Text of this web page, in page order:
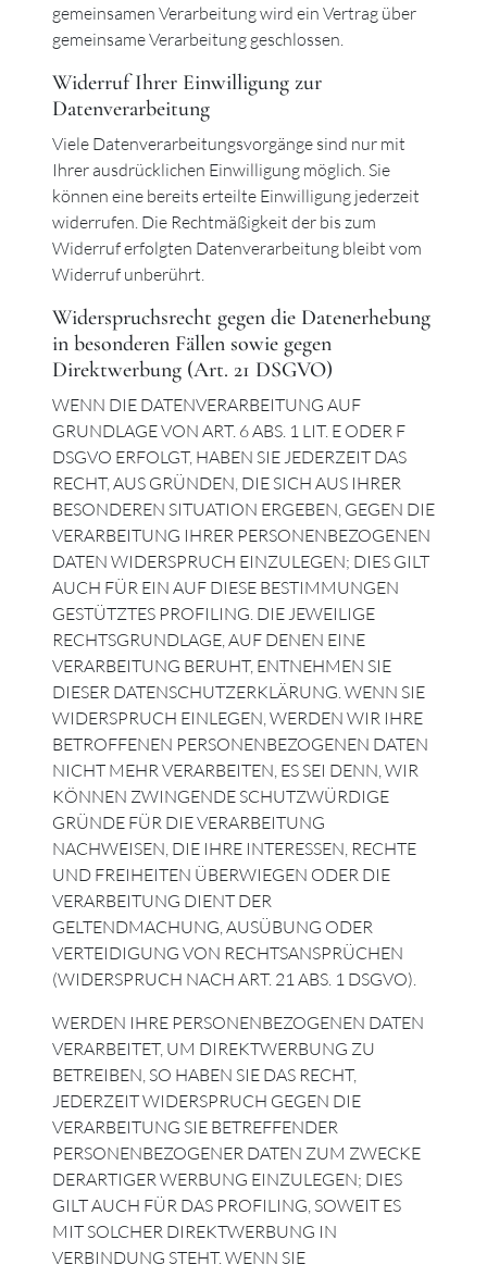
gemeinsamen Verarbeitung wird ein Vertrag über
gemeinsame Verarbeitung geschlossen.
Widerruf Ihrer Einwilligung zur
Datenverarbeitung
Viele Datenverarbeitungsvorgänge sind nur mit
Ihrer ausdrücklichen Einwilligung möglich. Sie
können eine bereits erteilte Einwilligung jederzeit
widerrufen. Die Rechtmäßigkeit der bis zum
Widerruf erfolgten Datenverarbeitung bleibt vom
Widerruf unberührt.
Widerspruchsrecht gegen die Datenerhebung
in besonderen Fällen sowie gegen
Direktwerbung (Art. 21 DSGVO)
WENN DIE DATENVERARBEITUNG AUF
GRUNDLAGE VON ART. 6 ABS. 1 LIT. E ODER F
DSGVO ERFOLGT, HABEN SIE JEDERZEIT DAS
RECHT, AUS GRÜNDEN, DIE SICH AUS IHRER
BESONDEREN SITUATION ERGEBEN, GEGEN DIE
VERARBEITUNG IHRER PERSONENBEZOGENEN
DATEN WIDERSPRUCH EINZULEGEN; DIES GILT
AUCH FÜR EIN AUF DIESE BESTIMMUNGEN
GESTÜTZTES PROFILING. DIE JEWEILIGE
RECHTSGRUNDLAGE, AUF DENEN EINE
VERARBEITUNG BERUHT, ENTNEHMEN SIE
DIESER DATENSCHUTZERKLÄRUNG. WENN SIE
WIDERSPRUCH EINLEGEN, WERDEN WIR IHRE
BETROFFENEN PERSONENBEZOGENEN DATEN
NICHT MEHR VERARBEITEN, ES SEI DENN, WIR
KÖNNEN ZWINGENDE SCHUTZWÜRDIGE
GRÜNDE FÜR DIE VERARBEITUNG
NACHWEISEN, DIE IHRE INTERESSEN, RECHTE
UND FREIHEITEN ÜBERWIEGEN ODER DIE
VERARBEITUNG DIENT DER
GELTENDMACHUNG, AUSÜBUNG ODER
VERTEIDIGUNG VON RECHTSANSPRÜCHEN
(WIDERSPRUCH NACH ART. 21 ABS. 1 DSGVO).
WERDEN IHRE PERSONENBEZOGENEN DATEN
VERARBEITET, UM DIREKTWERBUNG ZU
BETREIBEN, SO HABEN SIE DAS RECHT,
JEDERZEIT WIDERSPRUCH GEGEN DIE
VERARBEITUNG SIE BETREFFENDER
PERSONENBEZOGENER DATEN ZUM ZWECKE
DERARTIGER WERBUNG EINZULEGEN; DIES
GILT AUCH FÜR DAS PROFILING, SOWEIT ES
MIT SOLCHER DIREKTWERBUNG IN
VERBINDUNG STEHT. WENN SIE